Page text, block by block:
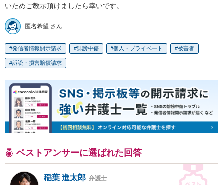
いためご教示頂けましたら幸いです。
匿名希望 さん
発信者情報開示請求 誹謗中傷 個人・プライベート 被害者
訴訟・損害賠償請求
ベストアンサーに選ばれた回答
稲葉 進太郎 弁護士